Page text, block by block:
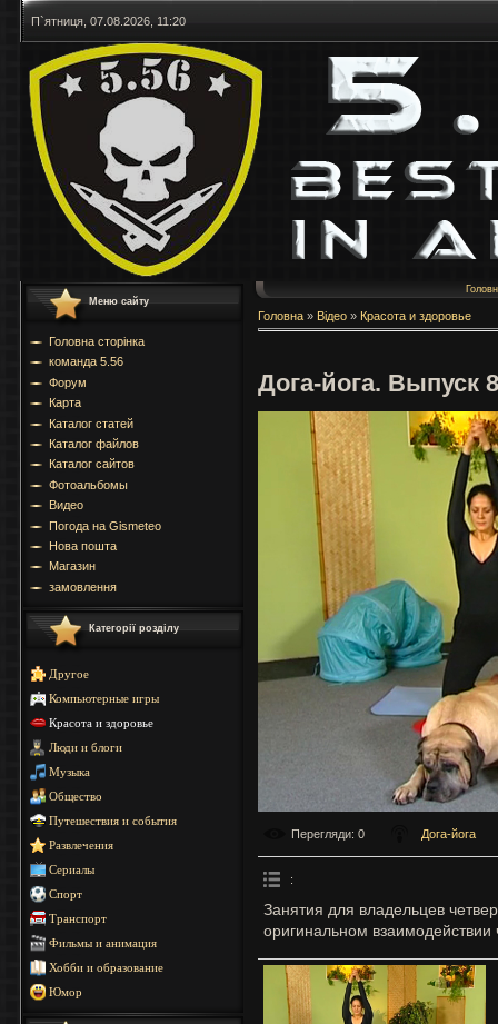
П`ятниця, 07.08.2026, 11:20
Меню сайту
Головна сторінка
команда 5.56
Форум
Карта
Каталог статей
Каталог файлов
Каталог сайтов
Фотоальбомы
Видео
Погода на Gismeteo
Нова пошта
Магазин
замовлення
Категорії розділу
Другое
Компьютерные игры
Красота и здоровье
Люди и блоги
Музыка
Общество
Путешествия и события
Развлечения
Сериалы
Спорт
Транспорт
Фильмы и анимация
Хобби и образование
Юмор
Головна » Відео » Красота и здоровье
Дога-йога. Выпуск 8
Перегляди: 0 Дога-йога
:
Занятия для владельцев
оригинальном взаимодействии